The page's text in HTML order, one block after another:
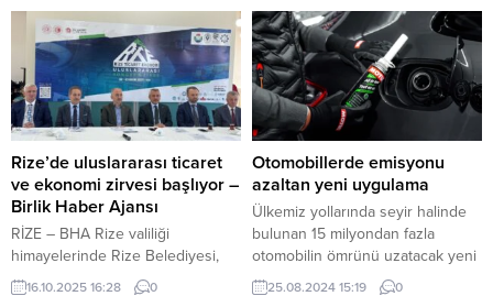
Rize’de uluslararası ticaret
ve ekonomi zirvesi başlıyor –
Birlik Haber Ajansı
RİZE – BHA Rize valiliği
himayelerinde Rize Belediyesi,
Recep Tayyip Erdoğan
16.10.2025 16:28 0
Otomobillerde emisyonu
azaltan yeni uygulama
Ülkemiz yollarında seyir halinde
bulunan 15 milyondan fazla
otomobilin ömrünü uzatacak yeni
formül Motul’den geldi. Dünya’nın
25.08.2024 15:19 0